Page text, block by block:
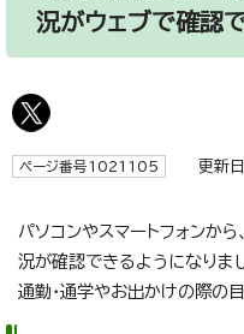
況がウェブで確認
ページ番号1021105 更新日
パソコンやスマートフォンか
況が確認できるようになりまし
通勤・通学やお出かけの際の